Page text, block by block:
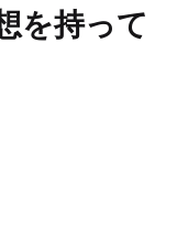
を持って